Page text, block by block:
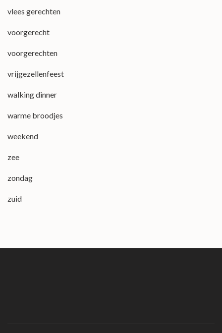
vlees gerechten
voorgerecht
voorgerechten
vrijgezellenfeest
walking dinner
warme broodjes
weekend
zee
zondag
zuid